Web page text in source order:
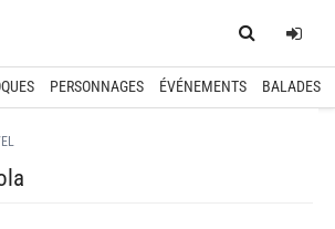
PERSONNAGES ÉVÉNEMENTS BALADES